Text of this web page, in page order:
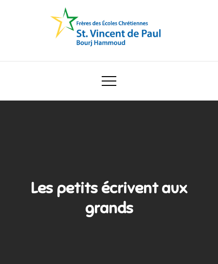
Ecole Saint Vincent de Paul
Les petits écrivent aux
grands